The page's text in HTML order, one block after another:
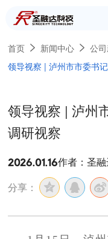
首页 新闻中心
公
领导视察 | 泸州市市委书
领导视察 | 泸州
调研视察
2026.01.16作者：圣融
分享：